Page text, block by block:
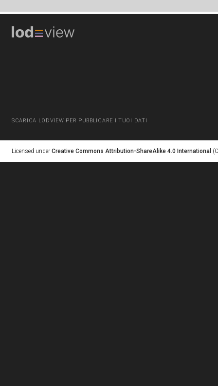
SCARICA LODVIEW PER PUBBLICARE I TUOI DATI
Licensed under Creative Commons Attribution-ShareAlike 4.0 International